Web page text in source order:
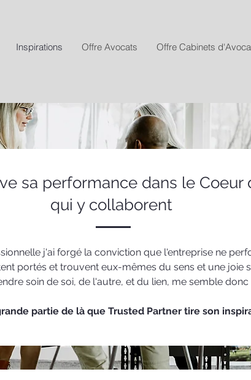
Inspirations Offre Avocats Offre Cabinets
sa performance dans le Coeur
qui y collaborent
j'ai forgé la conviction que l'entreprise ne
portés et trouvent eux-mêmes du sens et une joie
soin de soi, de l'autre, et du lien, me semble donc
partie de là que Trusted Partner tire son